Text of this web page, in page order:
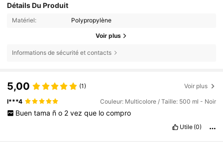
Détails Du Produit
Matériel: Polypropylène
Voir plus
Informations de sécurité et contacts
5,00 (1) Voir plus
I***4 Couleur: Multicolore / Taille: 500 ml - Noir
Buen tama ñ o 2 vez que lo compro
Utile (0)